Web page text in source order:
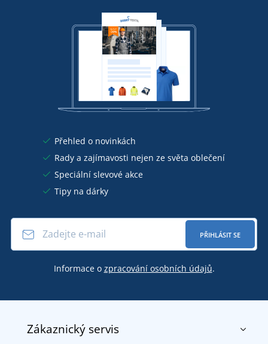
Přehled o novinkách
Rady a zajímavosti nejen ze světa oblečení
Speciální slevové akce
Tipy na dárky
PŘIHLÁSIT SE
Informace o zpracování osobních údajů.
Zákaznický servis